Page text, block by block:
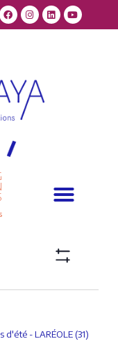
V
i O
L
n
e
d'été - LARÉOLE (31)